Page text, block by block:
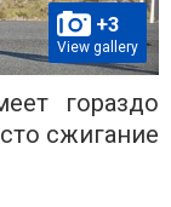
+3
View gallery
гораздо
сжигание